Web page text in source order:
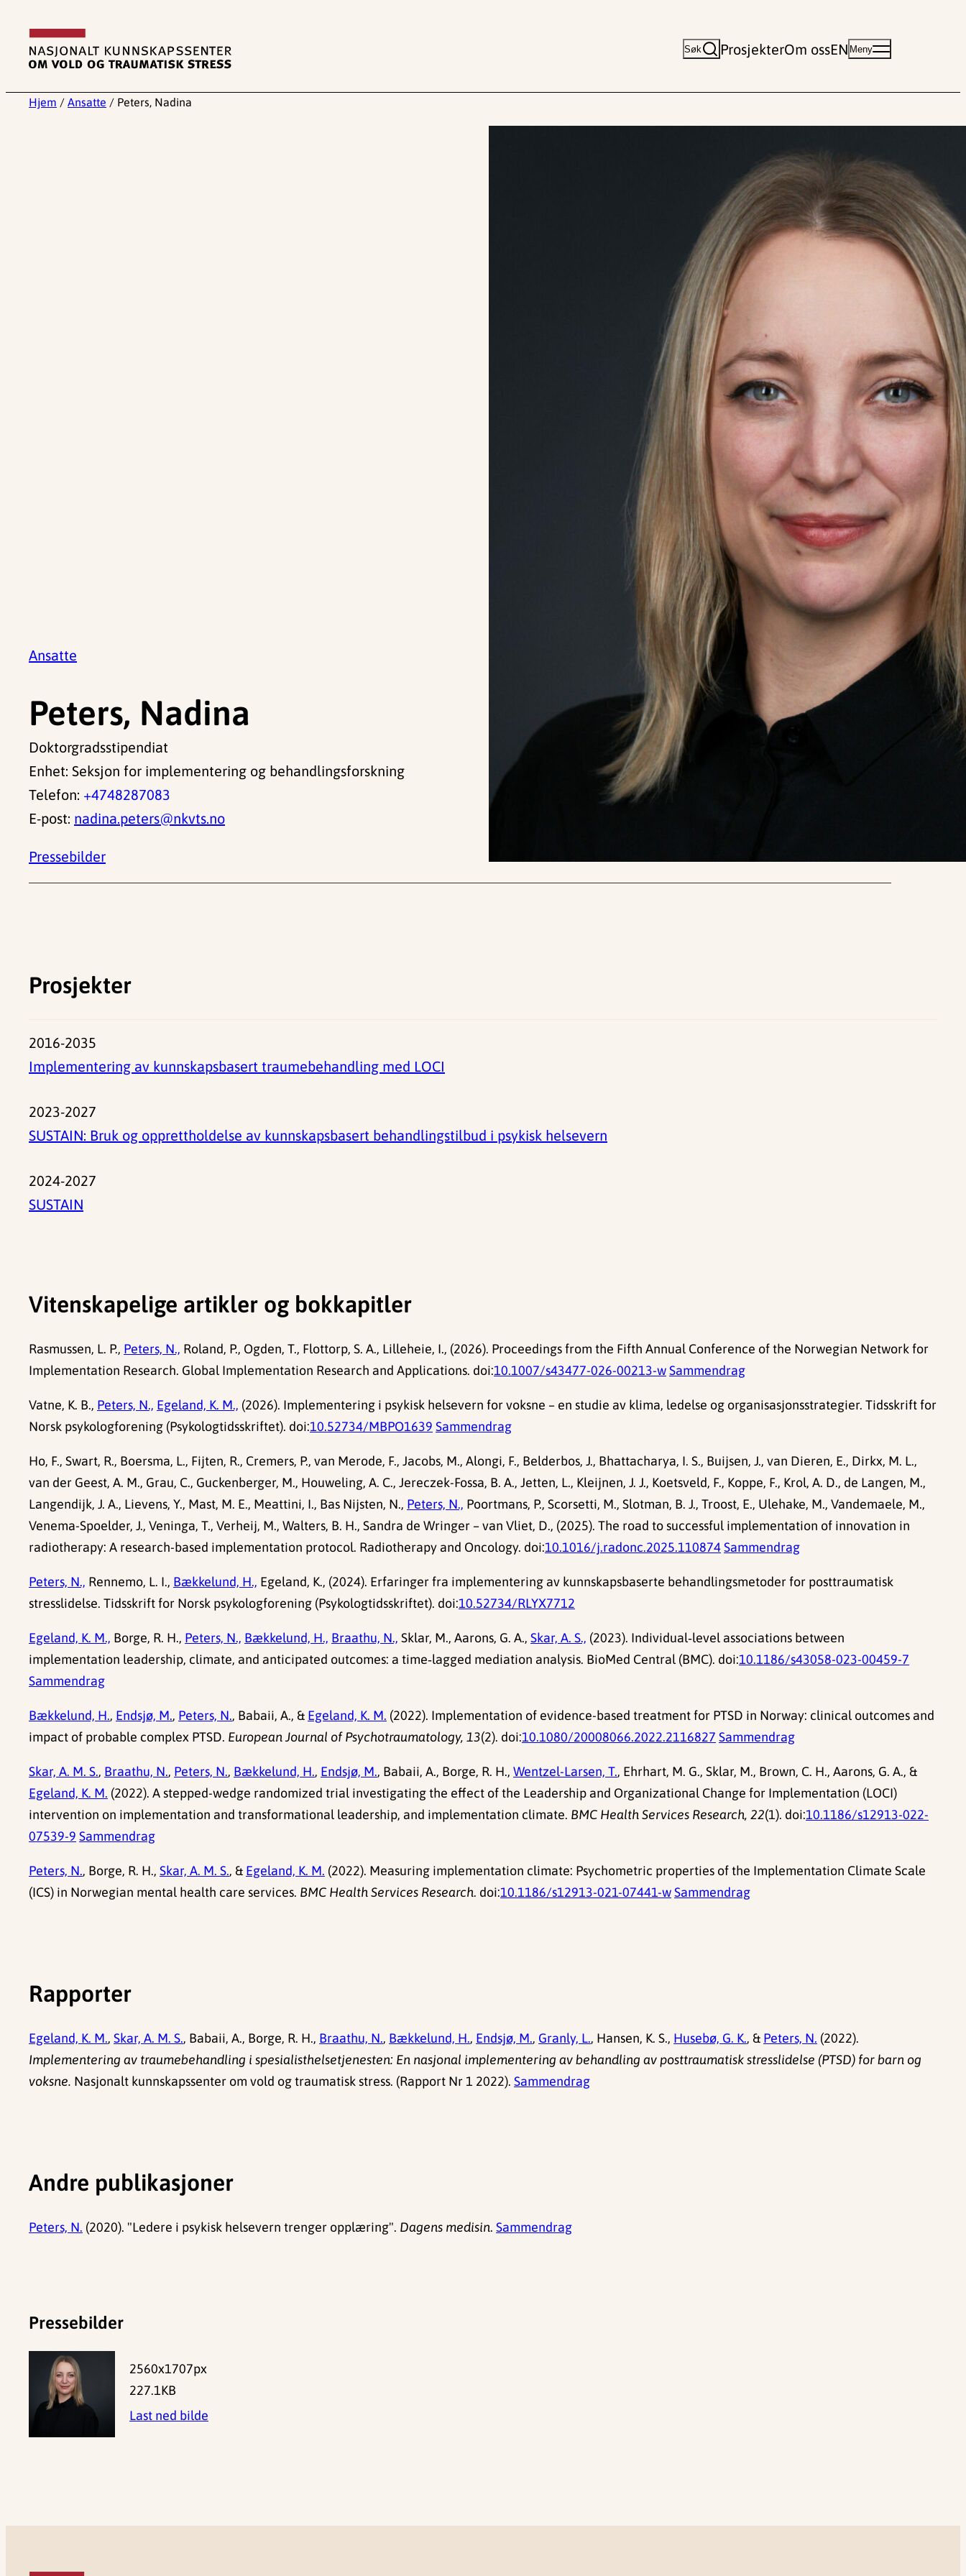
innhold
Søk ProsjekterOm ossEN Meny
Hjem / Ansatte / Peters, Nadina
Ansatte
Peters, Nadina
Doktorgradsstipendiat
Enhet: Seksjon for implementering og behandlingsforskning
Telefon: +4748287083
E-post: nadina.peters@nkvts.no
Pressebilder
Prosjekter
2016-2035
Implementering av kunnskapsbasert traumebehandling med LOCI
2023-2027
SUSTAIN: Bruk og opprettholdelse av kunnskapsbasert behandlingstilbud i psykisk helsevern
2024-2027
SUSTAIN
Vitenskapelige artikler og bokkapitler
Rasmussen, L. P., Peters, N., Roland, P., Ogden, T., Flottorp, S. A., Lilleheie, I., (2026). Proceedings from the Fifth Annual Conference of the Norwegian Network for
Implementation Research. Global Implementation Research and Applications. doi:10.1007/s43477-026-00213-wSammendrag
Vatne, K. B., Peters, N., Egeland, K. M., (2026). Implementering i psykisk helsevern for voksne – en studie av klima, ledelse og organisasjonsstrategier. Tidsskrift for
Norsk psykologforening (Psykologtidsskriftet). doi:10.52734/MBPO1639 Sammendrag
Ho, F., Swart, R., Boersma, L., Fijten, R., Cremers, P., van Merode, F., Jacobs, M., Alongi, F., Belderbos, J., Bhattacharya, I. S., Buijsen, J., van Dieren, E., Dirkx, M. L.,
van der Geest, A. M., Grau, C., Guckenberger, M., Houweling, A. C., Jereczek-Fossa, B. A., Jetten, L., Kleijnen, J. J., Koetsveld, F., Koppe, F., Krol, A. D., de Langen, M.,
Langendijk, J. A., Lievens, Y., Mast, M. E., Meattini, I., Bas Nijsten, N., Peters, N., Poortmans, P., Scorsetti, M., Slotman, B. J., Troost, E., Ulehake, M., Vandemaele, M.,
Venema-Spoelder, J., Veninga, T., Verheij, M., Walters, B. H., Sandra de Wringer – van Vliet, D., (2025). The road to successful implementation of innovation in
radiotherapy: A research-based implementation protocol. Radiotherapy and Oncology. doi:10.1016/j.radonc.2025.110874Sammendrag
Peters, N., Rennemo, L. I., Bækkelund, H., Egeland, K., (2024). Erfaringer fra implementering av kunnskapsbaserte behandlingsmetoder for posttraumatisk
stresslidelse. Tidsskrift for Norsk psykologforening (Psykologtidsskriftet). doi:10.52734/RLYX7712
Egeland, K. M., Borge, R. H., Peters, N., Bækkelund, H., Braathu, N., Sklar, M., Aarons, G. A., Skar, A. S., (2023). Individual‑level associations between
implementation leadership, climate, and anticipated outcomes: a time‑lagged mediation analysis. BioMed Central (BMC). doi:10.1186/s43058-023-00459-7
Sammendrag
Bækkelund, H., Endsjø, M., Peters, N., Babaii, A., & Egeland, K. M. (2022). Implementation of evidence-based treatment for PTSD in Norway: clinical outcomes and
impact of probable complex PTSD. European Journal of Psychotraumatology, 13(2). doi:10.1080/20008066.2022.2116827 Sammendrag
Skar, A. M. S., Braathu, N., Peters, N., Bækkelund, H., Endsjø, M., Babaii, A., Borge, R. H., Wentzel-Larsen, T., Ehrhart, M. G., Sklar, M., Brown, C. H., Aarons, G. A., &
Egeland, K. M. (2022). A stepped-wedge randomized trial investigating the effect of the Leadership and Organizational Change for Implementation (LOCI)
intervention on implementation and transformational leadership, and implementation climate. BMC Health Services Research, 22(1). doi:10.1186/s12913-022-
07539-9 Sammendrag
Peters, N., Borge, R. H., Skar, A. M. S., & Egeland, K. M. (2022). Measuring implementation climate: Psychometric properties of the Implementation Climate Scale
(ICS) in Norwegian mental health care services. BMC Health Services Research. doi:10.1186/s12913-021-07441-wSammendrag
Rapporter
Egeland, K. M., Skar, A. M. S., Babaii, A., Borge, R. H., Braathu, N., Bækkelund, H., Endsjø, M., Granly, L., Hansen, K. S., Husebø, G. K., & Peters, N. (2022).
Implementering av traumebehandling i spesialisthelsetjenesten: En nasjonal implementering av behandling av posttraumatisk stresslidelse (PTSD) for barn og
voksne. Nasjonalt kunnskapssenter om vold og traumatisk stress. (Rapport Nr 1 2022). Sammendrag
Andre publikasjoner
Peters, N. (2020). "Ledere i psykisk helsevern trenger opplæring". Dagens medisin. Sammendrag
Pressebilder
2560x1707px
227.1KB
Last ned bilde